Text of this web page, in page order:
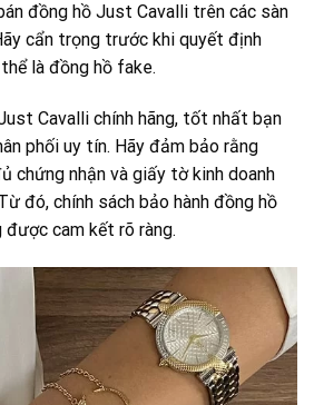
đồng hồ Just Cavalli trên các sàn
cẩn trọng trước khi quyết định
là đồng hồ fake.
Cavalli chính hãng, tốt nhất bạn
phối uy tín. Hãy đảm bảo rằng
chứng nhận và giấy tờ kinh doanh
đó, chính sách bảo hành đồng hồ
được cam kết rõ ràng.